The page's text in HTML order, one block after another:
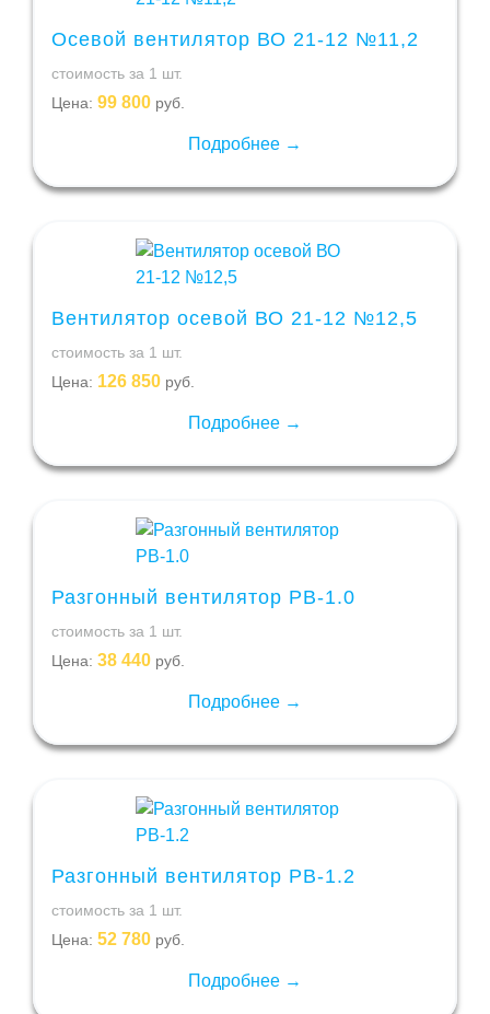
Осевой вентилятор ВО 21-12 №11,2
стоимость за 1 шт.
Цена: 99 800 руб.
Подробнее →
Вентилятор осевой ВО 21-12 №12,5
стоимость за 1 шт.
Цена: 126 850 руб.
Подробнее →
Разгонный вентилятор РВ-1.0
стоимость за 1 шт.
Цена: 38 440 руб.
Подробнее →
Разгонный вентилятор РВ-1.2
стоимость за 1 шт.
Цена: 52 780 руб.
Подробнее →